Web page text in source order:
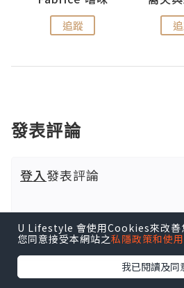
追蹤
發表評論
登入發表評論
U Lifestyle 會使用Cookies來改善
您同意接受本網站之私隱政策和使
我已閱讀及同